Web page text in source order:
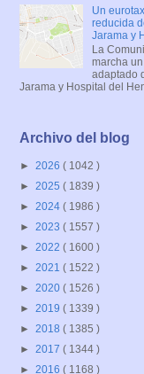
Un
reducida
Jarama y
La
marcha
adaptado
Jarama y Hospital del
Archivo del blog
► 2026 ( 1042 )
► 2025 ( 1839 )
► 2024 ( 1986 )
► 2023 ( 1557 )
► 2022 ( 1600 )
► 2021 ( 1522 )
► 2020 ( 1526 )
► 2019 ( 1339 )
► 2018 ( 1385 )
► 2017 ( 1344 )
► 2016 ( 1168 )